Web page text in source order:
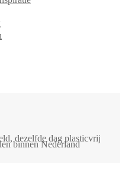
dezelfde dag plasticvrij
binnen Nederland